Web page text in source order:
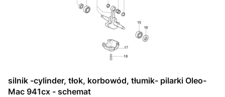
silnik -cylinder, tłok, korbowód, tłumik- pilarki Oleo-
Mac 941cx - schemat